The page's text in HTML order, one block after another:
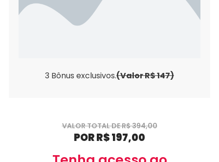
3 Bônus exclusivos.(Valor R$ 147)
VALOR TOTAL DE R$ 394,00
POR R$ 197,00